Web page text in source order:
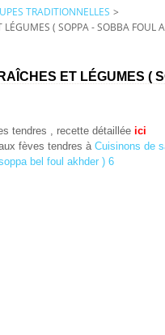
TRADITIONNELLES >
LÉGUMES ( SOPPA - SOBBA FOUL
ET LÉGUMES (
tendres , recette détaillée ici
fèves tendres àCuisinons de